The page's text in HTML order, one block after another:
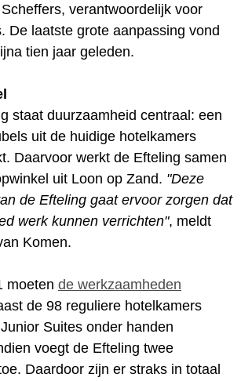
verantwoordelijk voor
De laatste grote aanpassing vond
tien jaar geleden.
staat duurzaamheid centraal: een
uit de huidige hotelkamers
Daarvoor werkt de Efteling samen
uit Loon op Zand. "Deze
de Efteling gaat ervoor zorgen dat
werk kunnen verrichten", meldt
Komen.
moeten de werkzaamheden
de 98 reguliere hotelkamers
Suites onder handen
voegt de Efteling twee
Daardoor zijn er straks in totaal